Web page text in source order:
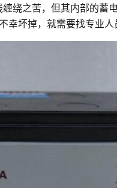
绕之苦，但其内部的
坏掉，就需要找专业